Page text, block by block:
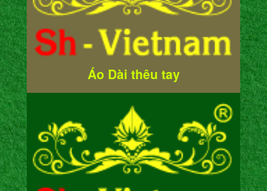
Áo Dài thêu tay